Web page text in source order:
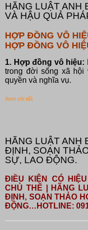
HÃNG LUẬT ANH
VÀ HẬU QUẢ
HỢP ĐỒNG VÔ
HỢP ĐỒNG VÔ
1. Hợp đồng vô hiệu:
trong đời sống xã
quyền và nghĩa vụ.
Xem chi tiết
HÃNG LUẬT ANH
ĐỊNH, SOẠN
SỰ, LAO ĐỘNG.
ĐIỀU KIỆN CÓ
CHỦ THỂ | HÃNG
ĐỊNH, SOẠN THẢO
ĐỘNG…HOTLINE: